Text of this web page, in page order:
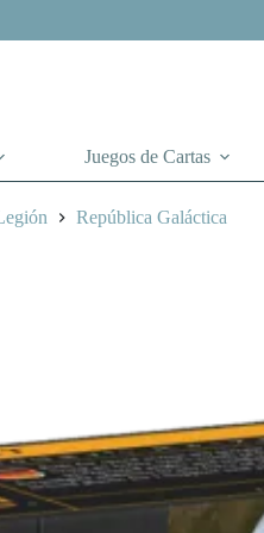
Juegos de Cartas
República Galáctica